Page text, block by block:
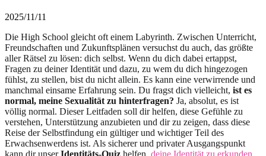
2025/11/11
Die High School gleicht oft einem Labyrinth. Zwischen Unterricht,
Freundschaften und Zukunftsplänen versuchst du auch, das größte
aller Rätsel zu lösen: dich selbst. Wenn du dich dabei ertappst,
Fragen zu deiner Identität und dazu, zu wem du dich hingezogen
fühlst, zu stellen, bist du nicht allein. Es kann eine verwirrende und
manchmal einsame Erfahrung sein. Du fragst dich vielleicht, ist es
normal, meine Sexualität zu hinterfragen? Ja, absolut, es ist
völlig normal. Dieser Leitfaden soll dir helfen, diese Gefühle zu
verstehen, Unterstützung anzubieten und dir zu zeigen, dass diese
Reise der Selbstfindung ein gültiger und wichtiger Teil des
Erwachsenwerdens ist. Als sicherer und privater Ausgangspunkt
kann dir unserIdentitäts-Quiz helfen, deine Identität zu erkunden